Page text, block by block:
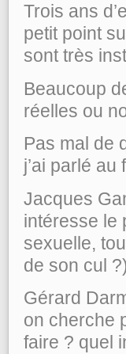
Trois ans
petit point
sont très
Beaucoup
réelles ou
Pas mal de
j’ai parlé
Jacques
intéresse le
sexuelle,
de son cul
Gérard
on cherche
faire ? quel